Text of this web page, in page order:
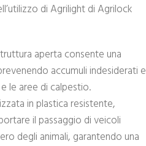
di Agrilight di Agrilock
aperta consente una
accumuli indesiderati e
le aree di calpestio.
in plastica resistente,
il passaggio di veicoli
degli animali, garantendo una